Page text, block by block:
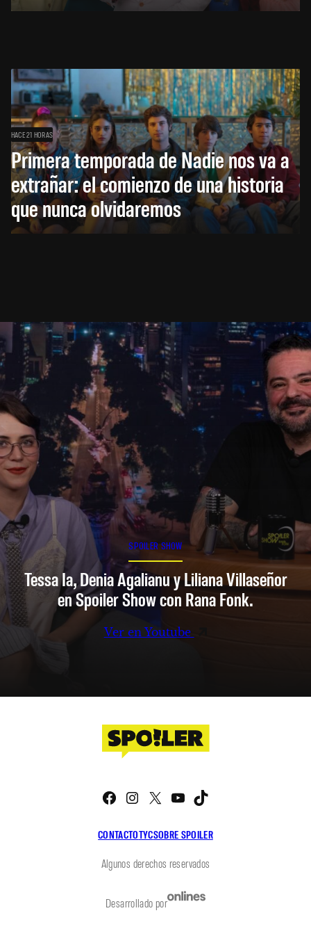
HACE 21 HORAS
Primera temporada de Nadie nos va a
extrañar: el comienzo de una historia
que nunca olvidaremos
SPOILER SHOW
Tessa Ia, Denia Agalianu y Liliana Villaseñor
en Spoiler Show con Rana Fonk.
Ver en Youtube
CONTACTOTYCSOBRE SPOILER
Facebook
Instagram
X YouTube
Algunos derechos reservados
Desarrollado por